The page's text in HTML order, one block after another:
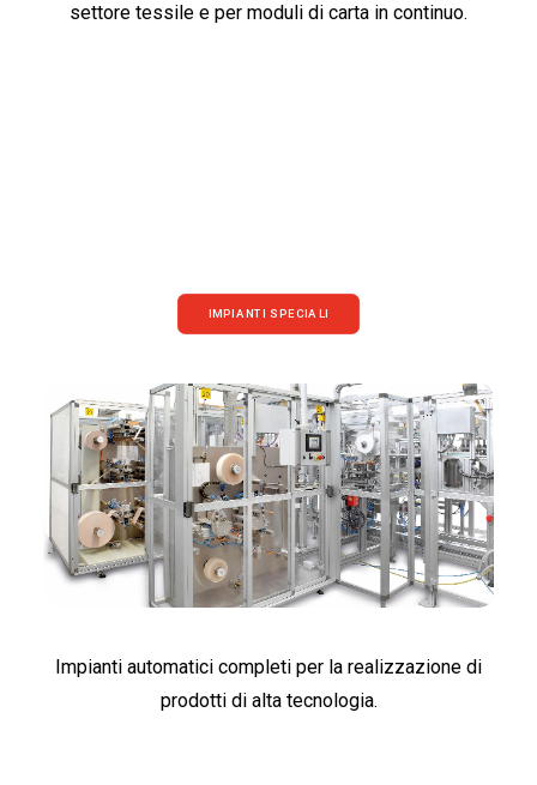
settore tessile e per moduli di carta in continuo.
IMPIANTI SPECIALI
Impianti automatici completi per la realizzazione di
prodotti di alta tecnologia.